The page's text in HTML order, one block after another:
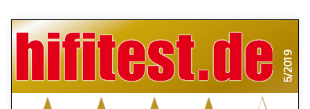
5/2019